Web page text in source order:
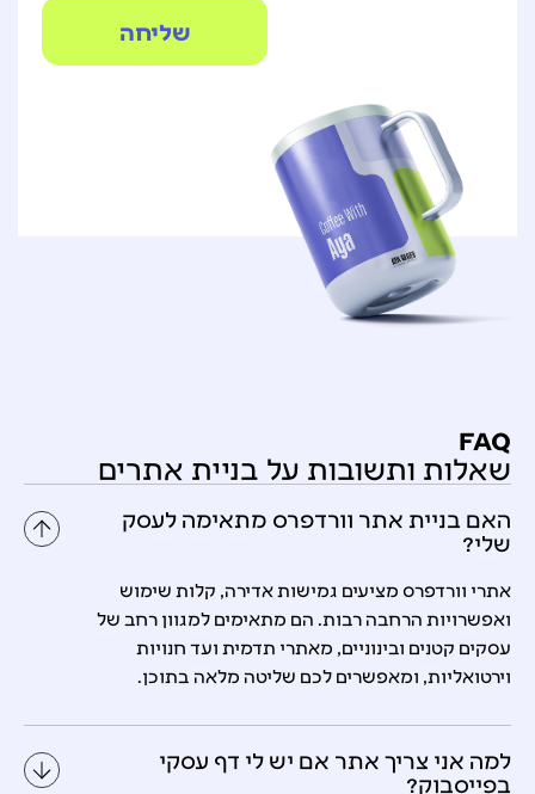
שליחה
FAQ
שאלות ותשובות על בניית אתרים
האם בניית אתר וורדפרס מתאימה לעסק
שלי?
אתרי וורדפרס מציעים גמישות אדירה, קלות שימוש
ואפשרויות הרחבה רבות. הם מתאימים למגוון רחב של
עסקים קטנים ובינוניים, מאתרי תדמית ועד חנויות
וירטואליות, ומאפשרים לכם שליטה מלאה בתוכן.
למה אני צריך אתר אם יש לי דף עסקי
בפייסבוק?